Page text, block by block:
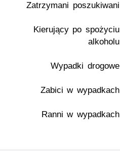
Zatrzymani poszukiwani
Kierujący po spożyciu
alkoholu
Wypadki drogowe
Zabici w wypadkach
Ranni w wypadkach